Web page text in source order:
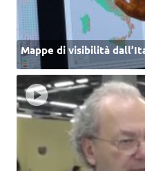
Mappe di visibilità